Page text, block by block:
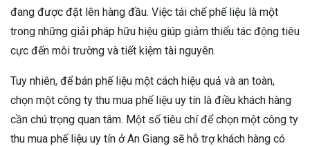
đang được đặt lên hàng đầu. Việc tái chế phế liệu là một
trong những giải pháp hữu hiệu giúp giảm thiểu tác động tiêu
cực đến môi trường và tiết kiệm tài nguyên.
Tuy nhiên, để bán phế liệu một cách hiệu quả và an toàn,
chọn một công ty thu mua phế liệu uy tín là điều khách hàng
cần chú trọng quan tâm. Một số tiêu chí để chọn một công ty
thu mua phế liệu uy tín ở An Giang sẽ hỗ trợ khách hàng có